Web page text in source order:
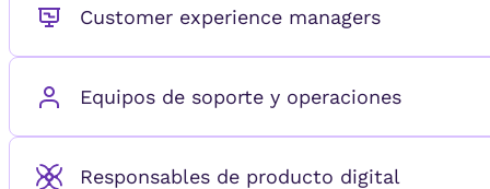
Customer experience managers
Equipos de soporte y operaciones
Responsables de producto digital